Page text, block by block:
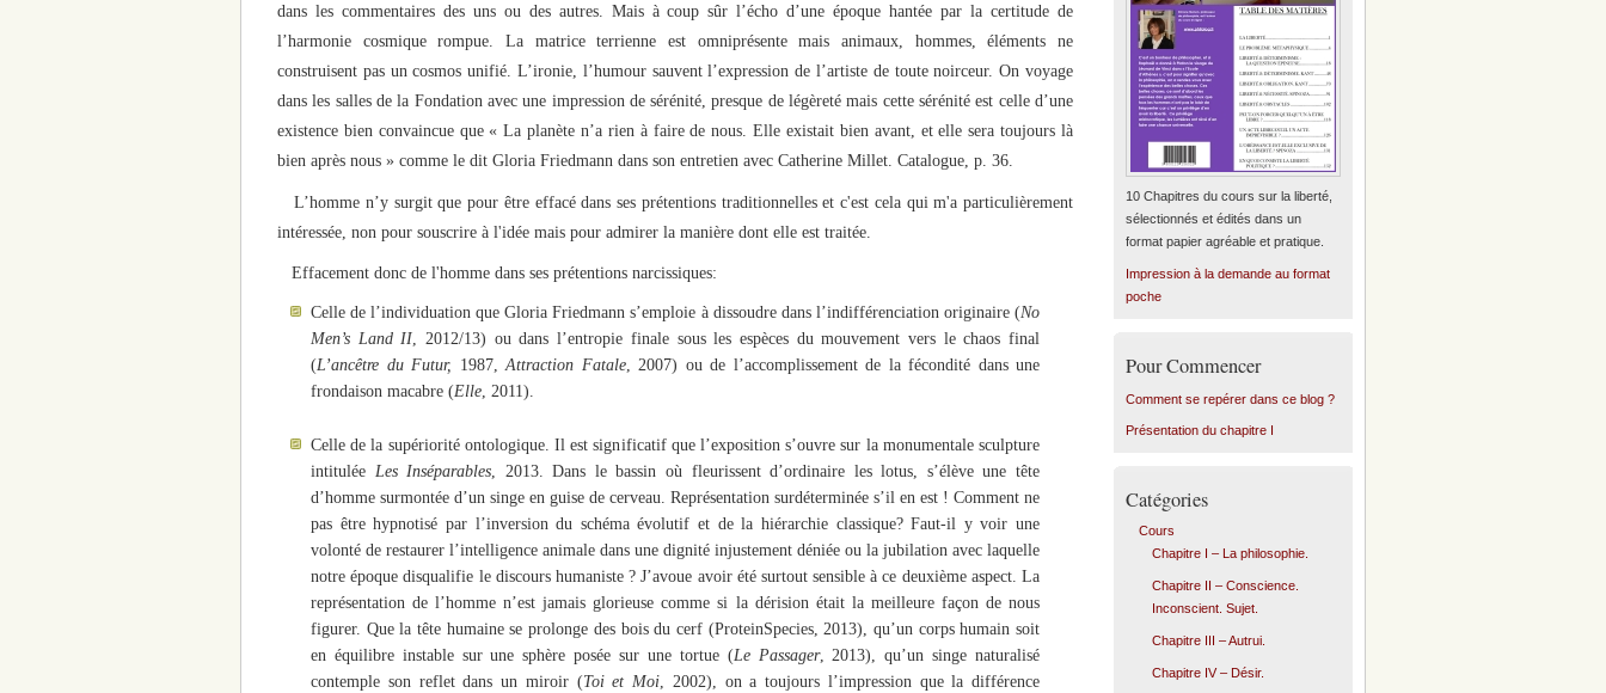
dans les commentaires des uns ou des autres. Mais à coup sûr l’écho d’une époque hantée par la certitude de
l’harmonie cosmique rompue. La matrice terrienne est omniprésente mais animaux, hommes, éléments ne
construisent pas un cosmos unifié. L’ironie, l’humour sauvent l’expression de l’artiste de toute noirceur. On voyage
dans les salles de la Fondation avec une impression de sérénité, presque de légèreté mais cette sérénité est celle d’une
existence bien convaincue que « La planète n’a rien à faire de nous. Elle existait bien avant, et elle sera toujours là
bien après nous » comme le dit Gloria Friedmann dans son entretien avec Catherine Millet. Catalogue, p. 36.
L’homme n’y surgit que pour être effacé dans ses prétentions traditionnelles et c'est cela qui m'a particulièrement
intéressée, non pour souscrire à l'idée mais pour admirer la manière dont elle est traitée.
Effacement donc de l'homme dans ses prétentions narcissiques:
Celle de l’individuation que Gloria Friedmann s’emploie à dissoudre dans l’indifférenciation originaire (No
Men’s Land II, 2012/13) ou dans l’entropie finale sous les espèces du mouvement vers le chaos final
(L’ancêtre du Futur, 1987,Attraction Fatale, 2007) ou de l’accomplissement de la fécondité dans une
frondaison macabre (Elle, 2011).
Celle de la supériorité ontologique. Il est significatif que l’exposition s’ouvre sur la monumentale sculpture
intitulée Les Inséparables, 2013. Dans le bassin où fleurissent d’ordinaire les lotus, s’élève une tête
d’homme surmontée d’un singe en guise de cerveau. Représentation surdéterminée s’il en est ! Comment ne
pas être hypnotisé par l’inversion du schéma évolutif et de la hiérarchie classique? Faut-il y voir une
volonté de restaurer l’intelligence animale dans une dignité injustement déniée ou la jubilation avec laquelle
notre époque disqualifie le discours humaniste ? J’avoue avoir été surtout sensible à ce deuxième aspect. La
représentation de l’homme n’est jamais glorieuse comme si la dérision était la meilleure façon de nous
figurer. Que la tête humaine se prolonge des bois du cerf (ProteinSpecies, 2013), qu’un corps humain soit
en équilibre instable sur une sphère posée sur une tortue (Le Passager, 2013), qu’un singe naturalisé
contemple son reflet dans un miroir (Toi et Moi, 2002), on a toujours l’impression que la différence
10 Chapitres du cours sur la liberté,
sélectionnés et édités dans un
format papier agréable et pratique.
Impression à la demande au format
poche
Pour Commencer
Comment se repérer dans ce blog ?
Présentation du chapitre I
Catégories
Cours
Chapitre I – La philosophie.
Chapitre II – Conscience.
Inconscient. Sujet.
Chapitre III – Autrui.
Chapitre IV – Désir.